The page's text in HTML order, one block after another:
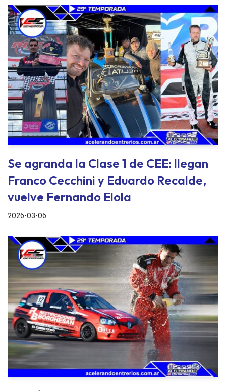
Se agranda la Clase 1 de CEE: llegan
Franco Cecchini y Eduardo Recalde,
vuelve Fernando Elola
2026-03-06